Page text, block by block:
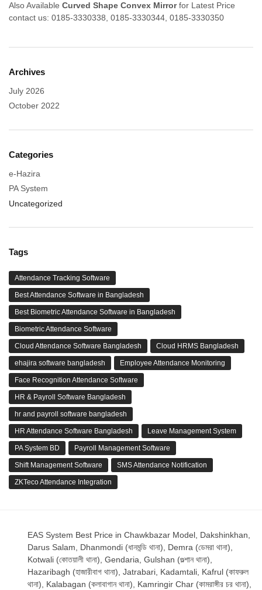
Also Available Curved Shape Convex Mirror for Latest Price
contact us: 0185-3330338, 0185-3330344, 0185-3330350
Archives
July 2026
October 2022
Categories
e-Hazira
PA System
Uncategorized
Tags
Attendance Tracking Software
Best Attendance Software in Bangladesh
Best Biometric Attendance Software in Bangladesh
Biometric Attendance Software
Cloud Attendance Software Bangladesh Cloud HRMS Bangladesh
ehajira software bangladesh Employee Attendance Monitoring
Face Recognition Attendance Software
HR & Payroll Software Bangladesh
hr and payroll software bangladesh
HR Attendance Software Bangladesh Leave Management System
PA System BD Payroll Management Software
Shift Management Software SMS Attendance Notification
ZKTeco Attendance Integration
EAS System Best Price in Chawkbazar Model, Dakshinkhan,
Darus Salam, Dhanmondi (ধানমন্ডি থানা), Demra (ডেমরা থানা),
Kotwali (কোতয়ালী থানা), Gendaria, Gulshan (গুল্শান থানা),
Hazaribagh (হাজারীবাগ থানা), Jatrabari, Kadamtali, Kafrul (কাফরুল
থানা), Kalabagan (কলাবাগান থানা), Kamringir Char (কামরাঙ্গীর চর থানা),